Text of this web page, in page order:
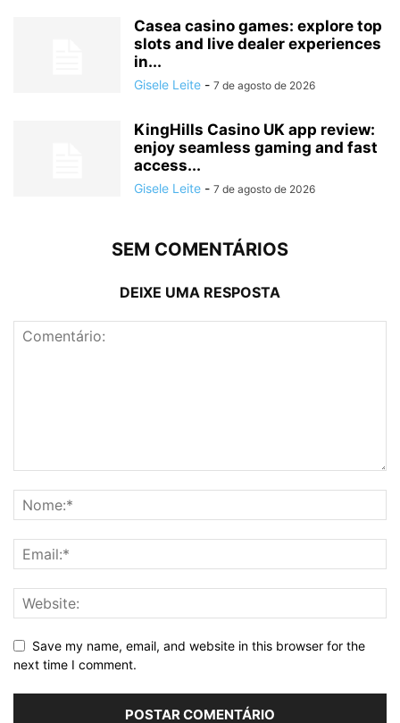
Casea casino games: explore top
slots and live dealer experiences
in...
Gisele Leite - 7 de agosto de 2026
KingHills Casino UK app review:
enjoy seamless gaming and fast
access...
Gisele Leite - 7 de agosto de 2026
SEM COMENTÁRIOS
DEIXE UMA RESPOSTA
Save my name, email, and website in this browser for the
next time I comment.